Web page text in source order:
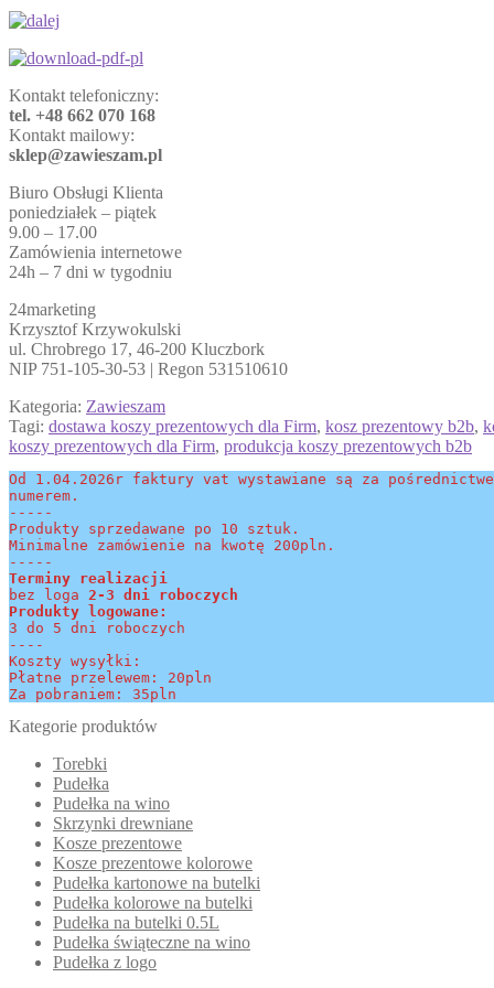
Kontakt telefoniczny:
tel. +48 662 070 168
Kontakt mailowy:
sklep@zawieszam.pl
Biuro Obsługi Klienta
poniedziałek – piątek
9.00 – 17.00
Zamówienia internetowe
24h – 7 dni w tygodniu
24marketing
Krzysztof Krzywokulski
ul. Chrobrego 17, 46-200 Kluczbork
NIP 751-105-30-53 | Regon 531510610
Kategoria: Zawieszam
Tagi: dostawa koszy prezentowych dla Firm, kosz prezentowy b2b,
koszy prezentowych dla Firm, produkcja koszy prezentowych b2b
Od 1.04.2026r faktury vat wystawiane są za
numerem.
-----
Produkty sprzedawane po 10 sztuk.
Minimalne zamówienie na kwotę 200pln.
-----
Terminy realizacji
bez loga 2-3 dni roboczych
Produkty logowane:
3 do 5 dni roboczych
----
Koszty wysyłki:
Płatne przelewem: 20pln
Za pobraniem: 35pln
Kategorie produktów
Torebki
Pudełka
Pudełka na wino
Skrzynki drewniane
Kosze prezentowe
Kosze prezentowe kolorowe
Pudełka kartonowe na butelki
Pudełka kolorowe na butelki
Pudełka na butelki 0.5L
Pudełka świąteczne na wino
Pudełka z logo